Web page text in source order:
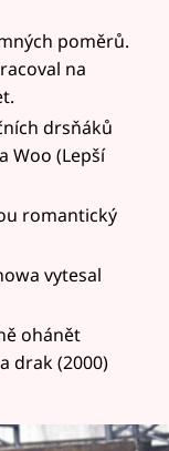
poměrů.
na
drsňáků
Woo (Lepší
romantický
vytesal
ohánět
drak (2000)